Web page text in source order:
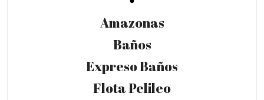
Amazonas
Baños
Expreso Baños
Flota Pelileo